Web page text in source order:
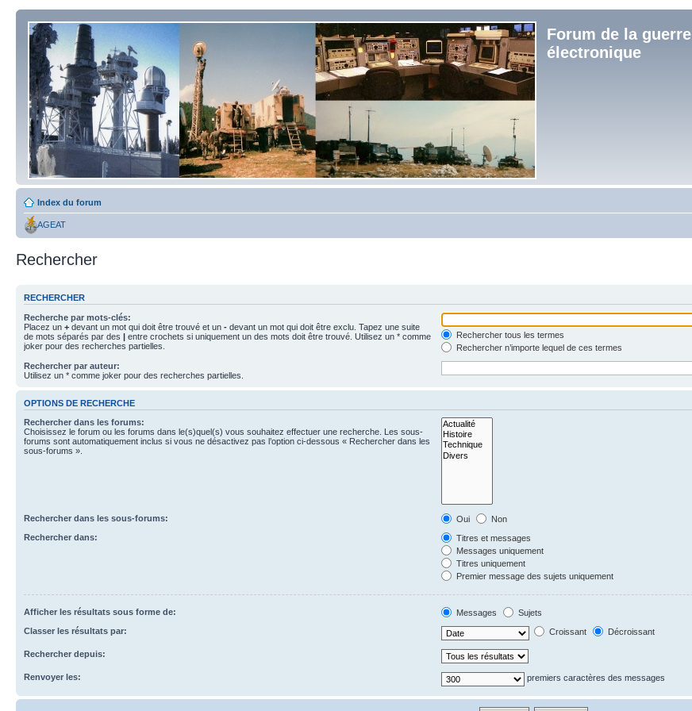
Forum de la guerre
électronique
Index du forum
AGEAT
Rechercher
RECHERCHER
Recherche par mots-clés:
Placez un + devant un mot qui doit être trouvé et un - devant un mot qui doit être exclu. Tapez une suite
de mots séparés par des | entre crochets si uniquement un des mots doit être trouvé. Utilisez un * comme
joker pour des recherches partielles.
Rechercher tous les termes
Rechercher n’importe lequel de ces termes
Rechercher par auteur:
Utilisez un * comme joker pour des recherches partielles.
OPTIONS DE RECHERCHE
Rechercher dans les forums:
Choisissez le forum ou les forums dans le(s)quel(s) vous souhaitez effectuer une recherche. Les sous-
forums sont automatiquement inclus si vous ne désactivez pas l’option ci-dessous « Rechercher dans les
sous-forums ».
Rechercher dans les sous-forums: Oui
Non
Rechercher dans:
Titres et messages
Messages uniquement
Titres uniquement
Premier message des sujets uniquement
Afficher les résultats sous forme de: Messages
Sujets
Classer les résultats par:
Croissant Décroissant
Rechercher depuis:
Renvoyer les: premiers caractères des messages